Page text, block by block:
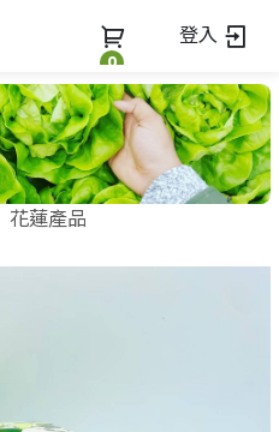
0
登入
花蓮產品